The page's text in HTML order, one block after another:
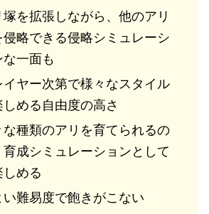
塚を拡張しながら、他のアリ
侵略できる侵略シミュレーシ
な一面も
イヤー次第で様々なスタイル
しめる自由度の高さ
な種類のアリを育てられるの
育成シミュレーションとして
しめる
い難易度で飽きがこない